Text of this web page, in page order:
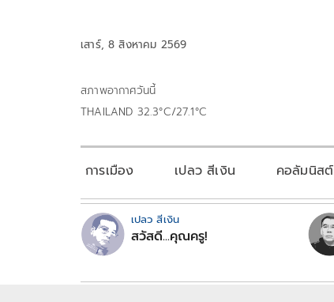
เสาร์, 8 สิงหาคม 2569
สภาพอากาศวันนี้
THAILAND 32.3°C/27.1°C
การเมือง เปลว สีเงิน คอลัมนิสต์
เปลว สีเงิน
สวัสดี...คุณครู!